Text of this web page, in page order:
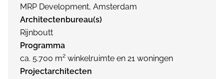
MRP Development, Amsterdam
Architectenbureau(s)
Rijnboutt
Programma
ca. 5.700 m² winkelruimte en 21 woningen
Projectarchitecten